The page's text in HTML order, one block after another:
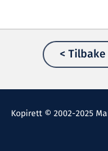
< Tilbake
Kopirett © 2002-2025